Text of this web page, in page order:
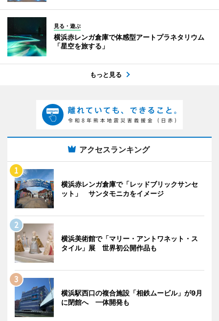
見る・遊ぶ
横浜赤レンガ倉庫で体感型アートプラネタリウム
「星空を旅する」
もっと見る
アクセスランキング
横浜赤レンガ倉庫で「レッドブリックサンセ
ット」 サンタモニカをイメージ
横浜美術館で「マリー・アントワネット・ス
タイル」展 世界初公開作品も
横浜駅西口の複合施設「相鉄ムービル」が9月
に閉館へ 一体開発も